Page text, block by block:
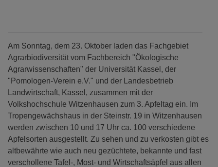
Am Sonntag, dem 23. Oktober laden das Fachgebiet
Agrarbiodiversität vom Fachbereich "Ökologische
Agrarwissenschaften" der Universität Kassel, der
"Pomologen-Verein e.V." und der Landesbetrieb
Landwirtschaft, Kassel, zusammen mit der
Volkshochschule Witzenhausen zum 3. Apfeltag ein. Im
Tropengewächshaus in der Steinstr. 19 in Witzenhausen
werden zwischen 10 und 17 Uhr ca. 100 verschiedene
Apfelsorten ausgestellt. Zu sehen und zu verkosten gibt es
altbewährte wie auch neu gezüchtete, bekannte und fast
verschollene Tafel-, Most- und Wirtschaftsäpfel aus allen